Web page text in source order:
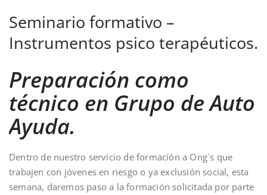
Seminario formativo –
Instrumentos psico terapéuticos.
Preparación como
técnico en Grupo de Auto
Ayuda.
Dentro de nuestro servicio de formación a Ong´s que
trabajen con jóvenes en riesgo o ya exclusión social, esta
semana, daremos paso a la formación solicitada por parte